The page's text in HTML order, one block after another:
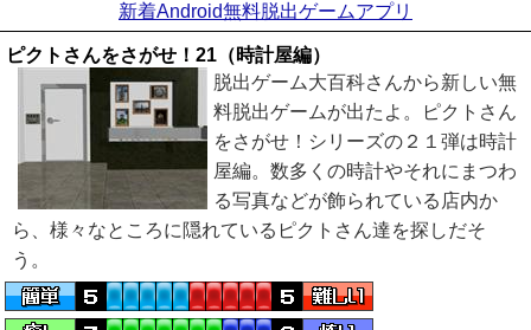
新着Android無料脱出ゲームアプリ
ピクトさんをさがせ！21（時計屋編）
脱出ゲーム大百科さんから新しい無
料脱出ゲームが出たよ。ピクトさん
をさがせ！シリーズの２１弾は時計
屋編。数多くの時計やそれにまつわ
る写真などが飾られている店内か
ら、様々なところに隠れているピクトさん達を探しだそ
う。